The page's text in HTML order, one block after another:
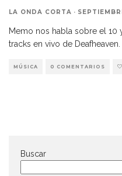
LA ONDA CORTA ·
Memo nos habla sobre el
tracks en vivo de Deafheaven.
MÚSICA 0 COMENTARIOS
Buscar